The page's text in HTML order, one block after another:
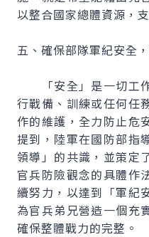
以整合國家總體資源，
五、確保部隊軍紀安全
「安全」是一切工作
行戰備、訓練或任何任
作的維護，全力防止危
提到，陸軍在國防部指
領導」的共識，並策定
官兵防險觀念的具體作
續努力，以達到「軍紀
為官兵弟兄營造一個充
確保整體戰力的完整。